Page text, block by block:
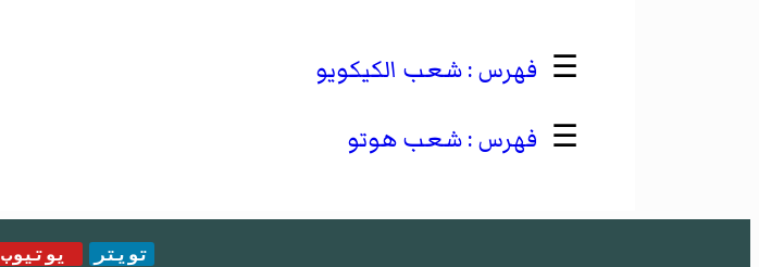
☰
شعب الكيكويو
☰
شعب هوتو
تويتر يوتيوب